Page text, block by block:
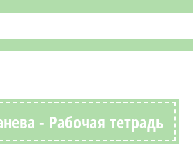
- Рабочая тетрадь